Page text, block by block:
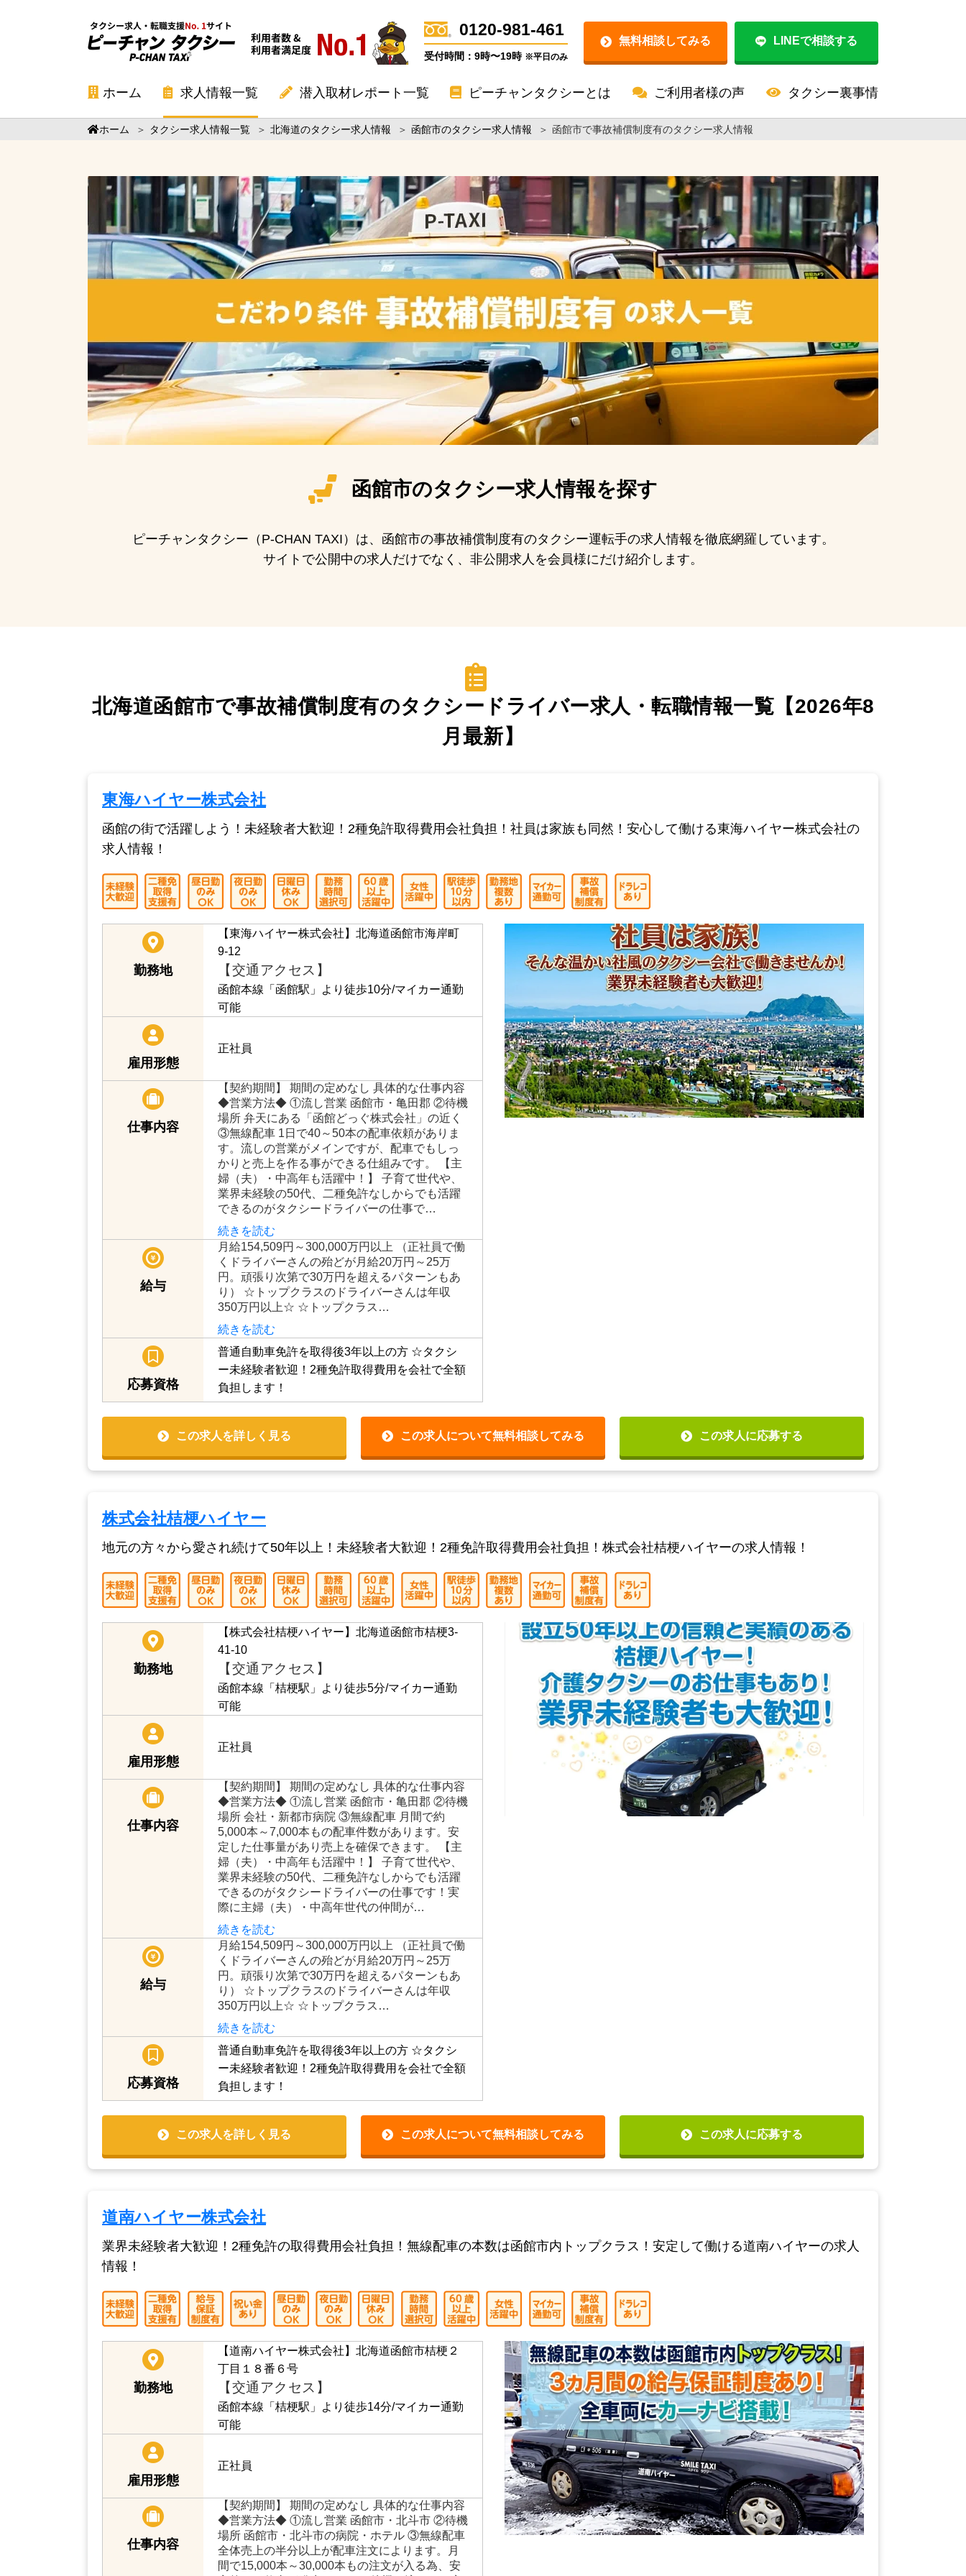
0120-981-461
受付時間：9時〜19時※平日のみ
無料相談してみる LINEで相談する
ホーム 求人情報一覧 潜入取材レポート一覧 ピーチャンタクシーとは ご利用者様の声 タクシー裏事情
ホーム ＞ タクシー求人情報一覧 ＞ 北海道のタクシー求人情報 ＞ 函館市のタクシー求人情報 ＞ 函館市で事故補償制度有のタクシー求人情報
函館市のタクシー求人情報を探す
ピーチャンタクシー（P-CHAN TAXI）は、函館市の事故補償制度有のタクシー運転手の求人情報を徹底網羅しています。
サイトで公開中の求人だけでなく、非公開求人を会員様にだけ紹介します。
北海道函館市で事故補償制度有のタクシードライバー求人・転職情報一覧【2026年8
月最新】
東海ハイヤー株式会社
函館の街で活躍しよう！未経験者大歓迎！2種免許取得費用会社負担！社員は家族も同然！安心して働ける東海ハイヤー株式会社の
求人情報！
勤務地
【東海ハイヤー株式会社】北海道函館市海岸町
9-12
【交通アクセス】
函館本線「函館駅」より徒歩10分/マイカー通勤
可能
雇用形態
正社員
仕事内容
【契約期間】 期間の定めなし 具体的な仕事内容
◆営業方法◆ ①流し営業 函館市・亀田郡 ②待機
場所 弁天にある「函館どっぐ株式会社」の近く
③無線配車 1日で40～50本の配車依頼がありま
す。流しの営業がメインですが、配車でもしっ
かりと売上を作る事ができる仕組みです。 【主
婦（夫）・中高年も活躍中！】 子育て世代や、
業界未経験の50代、二種免許なしからでも活躍
できるのがタクシードライバーの仕事で…
続きを読む
月給154,509円～300,000万円以上 （正社員で働
くドライバーさんの殆どが月給20万円～25万
円。頑張り次第で30万円を超えるパターンもあ
り） ☆トップクラスのドライバーさんは年収
350万円以上☆ ☆トップクラス…
続きを読む
応募資格
普通自動車免許を取得後3年以上の方
ー未経験者歓迎！2種免許取得費用を会社で全額
負担します！
この求人を詳しく見る この求人について無料相談してみる この求人に応募する
株式会社桔梗ハイヤー
地元の方々から愛され続けて50年以上！未経験者大歓迎！2種免許取得費用会社負担！株式会社桔梗ハイヤーの求人情報！
【株式会社桔梗ハイヤー】北海道函館市桔梗3-
41-10
【交通アクセス】
可能
雇用形態
正社員
【契約期間】 期間の定めなし 具体的な仕事内容
◆営業方法◆ ①流し営業 函館市・亀田郡 ②待機
場所 会社・新都市病院 ③無線配車 月間で約
5,000本～7,000本もの配車件数があります。安
定した仕事量があり売上を確保できます。 【主
婦（夫）・中高年も活躍中！】 子育て世代や、
業界未経験の50代、二種免許なしからでも活躍
できるのがタクシードライバーの仕事です！実
際に主婦（夫）・中高年世代の仲間が…
続きを読む
給与
月給154,509円～300,000万円以上 （正社員で働
くドライバーさんの殆どが月給20万円～25万
円。頑張り次第で30万円を超えるパターンもあ
り） ☆トップクラスのドライバーさんは年収
350万円以上☆ ☆トップクラス…
続きを読む
応募資格
普通自動車免許を取得後3年以上の方
ー未経験者歓迎！2種免許取得費用を会社で全額
負担します！
この求人を詳しく見る
道南ハイヤー株式会社
業界未経験者大歓迎！2種免許の取得費用会社負担！無線配車の本数は函館市内トップクラス！安定して働ける道南ハイヤーの求人
情報！
勤務地
【道南ハイヤー株式会社】北海道函館市桔梗２
【交通アクセス】
可能
雇用形態
正社員